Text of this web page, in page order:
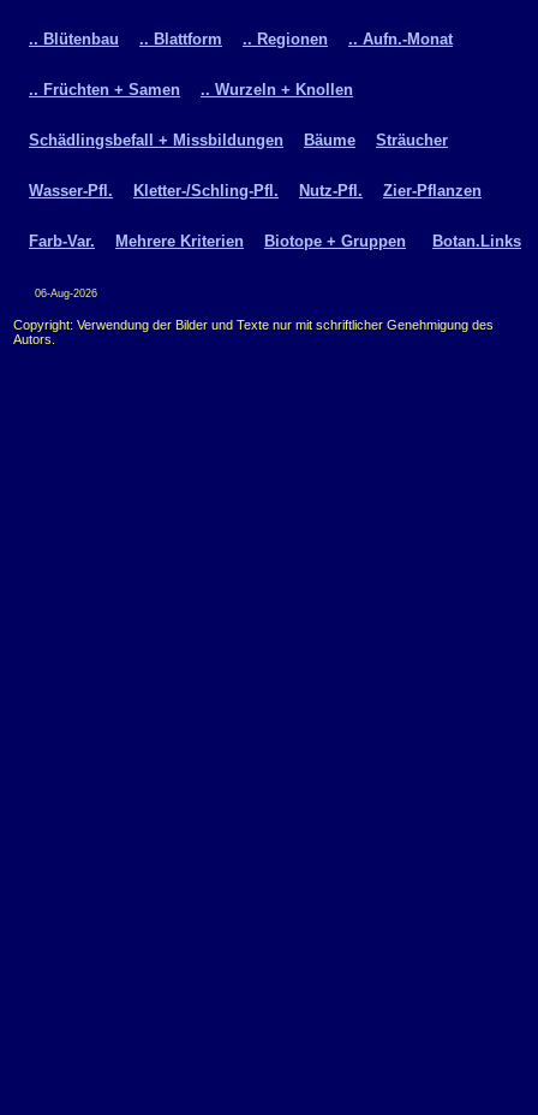
.. Blütenbau .. Blattform .. Regionen .. Aufn.-Monat
.. Früchten + Samen .. Wurzeln + Knollen
Schädlingsbefall + Missbildungen Bäume Sträucher
Wasser-Pfl. Kletter-/Schling-Pfl. Nutz-Pfl. Zier-Pflanzen
Farb-Var. Mehrere Kriterien Biotope + Gruppen Botan.Links
06-Aug-2026
Copyright: Verwendung der Bilder und Texte nur mit schriftlicher Genehmigung des
Autors.